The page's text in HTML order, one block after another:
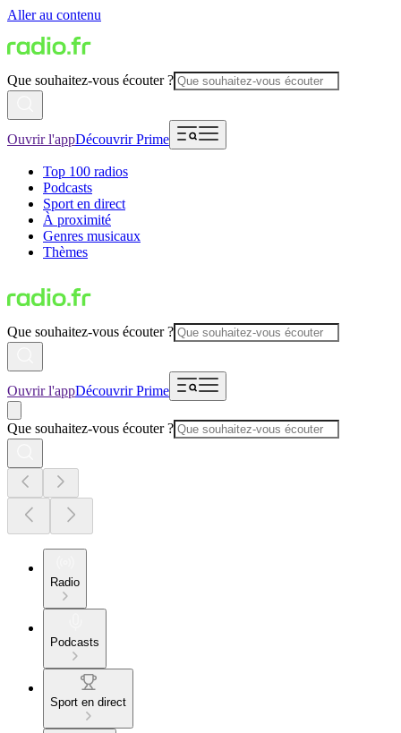
Aller au contenu
Que souhaitez-vous écouter ?
Ouvrir l'appDécouvrir Prime
Top 100 radios
Podcasts
Sport en direct
À proximité
Genres musicaux
Thèmes
Que souhaitez-vous écouter ?
Ouvrir l'appDécouvrir Prime
Que souhaitez-vous écouter ?
Radio
Podcasts
Sport en direct